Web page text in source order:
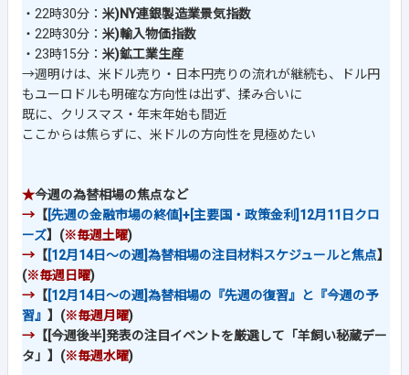
・22時30分： 米)NY連銀製造業景気指数
・22時30分： 米)輸入物価指数
・23時15分： 米)鉱工業生産
→週明けは、米ドル売り・日本円売りの流れが継続も、ドル円
もユーロドルも明確な方向性は出ず、揉み合いに
既に、クリスマス・年末年始も間近
ここからは焦らずに、米ドルの方向性を見極めたい
★今週の為替相場の焦点など
→ 【[先週の金融市場の終値]+[主要国・政策金利]12月11日クロ
ーズ】(※毎週土曜)
→ 【[12月14日～の週]為替相場の注目材料スケジュールと焦点】
(※毎週日曜)
→ 【[12月14日～の週]為替相場の『先週の復習』と『今週の予
習』 】(※毎週月曜)
→ 【[今週後半]発表の注目イベントを厳選して「羊飼い秘蔵デー
タ」】(※毎週水曜)